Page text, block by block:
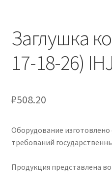
Заглушка
17-18-26)
₽508.20
Оборудование изготовлено
требований
Продукция представлена